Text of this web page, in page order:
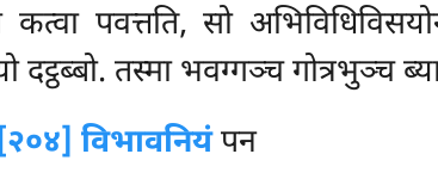
कत्वा पवत्तति, सो
दट्ठब्बो. तस्मा भवग्गञ्च गोत्रभुञ्च
[२०४] विभावनियंपन